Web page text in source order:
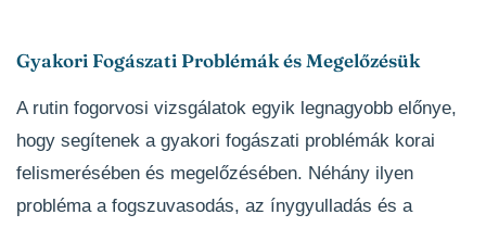
Gyakori Fogászati Problémák és Megelőzésük
A rutin fogorvosi vizsgálatok egyik legnagyobb előnye,
hogy segítenek a gyakori fogászati problémák korai
felismerésében és megelőzésében. Néhány ilyen
probléma a fogszuvasodás, az ínygyulladás és a